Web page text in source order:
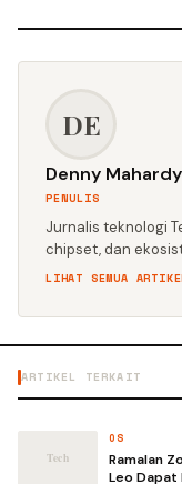
DE
Denny Mahardy
PENULIS
Jurnalis teknologi
chipset, dan
LIHAT SEMUA
ARTIKEL TERKAIT
OS
Ramalan
Leo Dapat